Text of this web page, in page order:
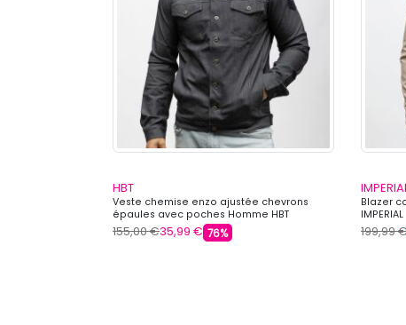
HBT
Veste chemise enzo ajustée chevrons
épaules avec poches Homme HBT
155,00 €35,99 € 76%
Blazer
IMPERIAL
199,99